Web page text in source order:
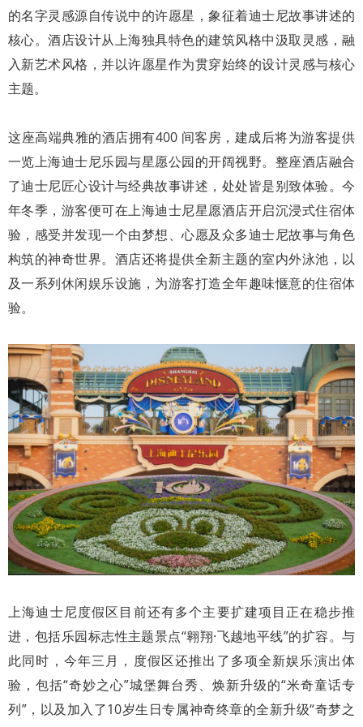
的名字灵感源自传说中的许愿星，象征着迪士尼故事讲述的
核心。酒店设计从上海独具特色的建筑风格中汲取灵感，融
入新艺术风格，并以许愿星作为贯穿始终的设计灵感与核心
主题。
这座高端典雅的酒店拥有400 间客房，建成后将为游客提供
一览上海迪士尼乐园与星愿公园的开阔视野。整座酒店融合
了迪士尼匠心设计与经典故事讲述，处处皆是别致体验。今
年冬季，游客便可在上海迪士尼星愿酒店开启沉浸式住宿体
验，感受并发现一个由梦想、心愿及众多迪士尼故事与角色
构筑的神奇世界。酒店还将提供全新主题的室内外泳池，以
及一系列休闲娱乐设施，为游客打造全年趣味惬意的住宿体
验。
上海迪士尼度假区目前还有多个主要扩建项目正在稳步推
进，包括乐园标志性主题景点“翱翔·飞越地平线”的扩容。与
此同时，今年三月，度假区还推出了多项全新娱乐演出体
验，包括“奇妙之心”城堡舞台秀、焕新升级的“米奇童话专
列”，以及加入了10岁生日专属神奇终章的全新升级“奇梦之